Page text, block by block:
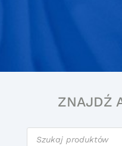
ZNAJDŹ
Wyszukiwarka
produktów